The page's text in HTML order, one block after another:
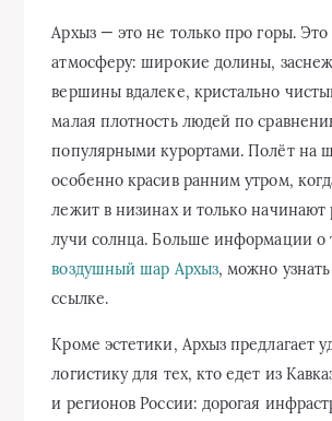
Архыз — это не только про горы. Это
атмосферу: широкие долины,
вершины вдалеке, кристально
малая плотность людей по
популярными курортами. Полёт на
особенно красив ранним утром,
лежит в низинах и только начинают
лучи солнца. Больше информации о
воздушный шар Архыз, можно
ссылке.
Кроме эстетики, Архыз предлагает
логистику для тех, кто едет из
и регионов России: дорогая